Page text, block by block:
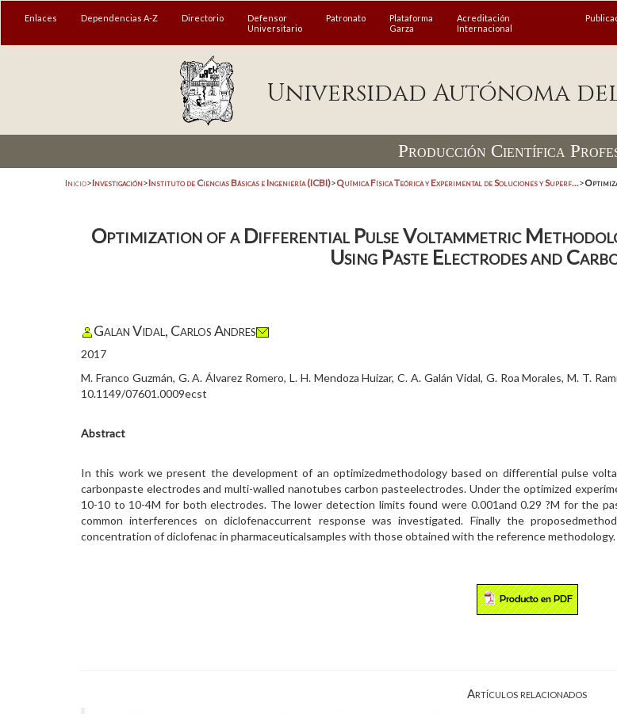
Enlaces Dependencias A-Z Directorio
Defensor
Universitario
Patronato
Plataforma
Garza
Acreditación
Internacional
Universidad Autónoma
Producción Científica
Inicio>Investigación>Instituto de Ciencias Básicas e Ingeniería (ICBI)>Química Física Teórica y Experimental de Soluciones y Superf...>
Optimization of a Differential Pulse Voltammetric
Using Paste Electrodes and
Galan Vidal, Carlos Andres
2017
M. Franco Guzmán, G. A. Álvarez Romero, L. H. Mendoza Huizar, C. A. Galán Vidal, G. Roa Morales, M. T.
10.1149/07601.0009ecst
Abstract
In this work we present the development of an optimizedmethodology based on differential pulse
carbonpaste electrodes and multi-walled nanotubes carbon pasteelectrodes. Under the optimized
10-10 to 10-4M for both electrodes. The lower detection limits found were 0.001and 0.29 ?M for the
common interferences on diclofenaccurrent response was investigated. Finally the
concentration of diclofenac in pharmaceuticalsamples with those obtained with the reference methodology.
Artículos relacionados